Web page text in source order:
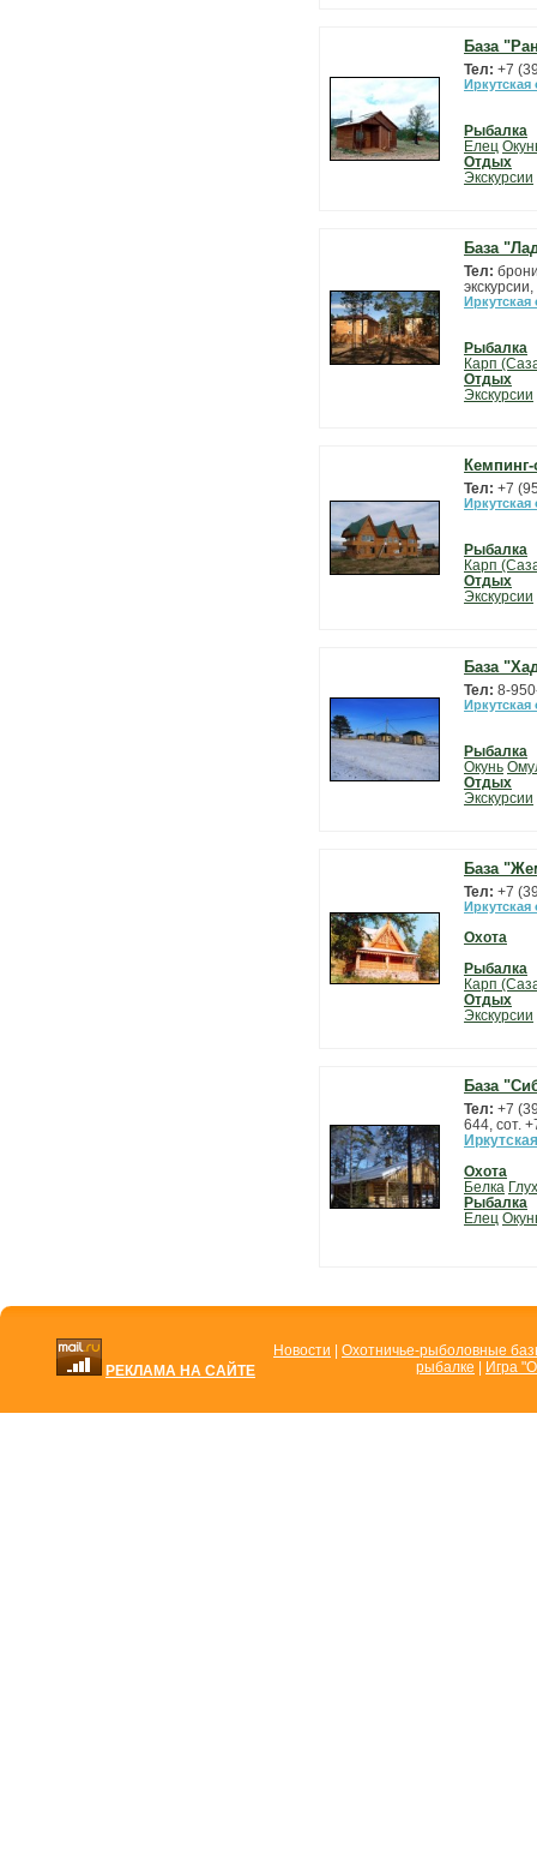
База
Тел: +7
Иркутская
Рыбалка
Елец
Отдых
Экскурсии
База
Тел:
Иркутская
Рыбалка
Карп
Отдых
Экскурсии
Тел: +7
Иркутская
Рыбалка
Карп
Отдых
Экскурсии
База
Тел: 8-
Иркутская
Рыбалка
Окунь
Отдых
Экскурсии
База
Тел: +7
Иркутская
Охота
Рыбалка
Карп
Отдых
Экскурсии
База
Тел: +7
644, сот.
Охота
Белка
Рыбалка
Елец
РЕКЛАМА НА САЙТЕ
Новости
Охотничье-рыболовные
рыбалке
Игра